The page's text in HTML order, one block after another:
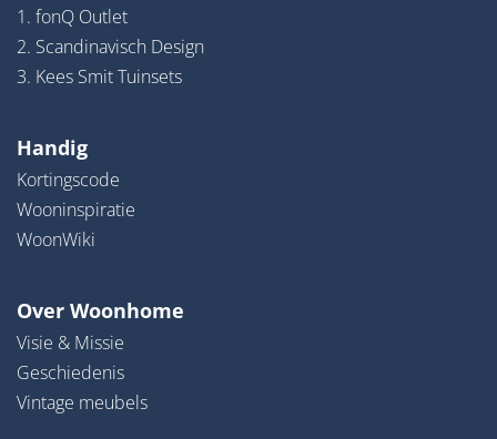
1. fonQ Outlet
2. Scandinavisch Design
3. Kees Smit Tuinsets
Handig
Kortingscode
Wooninspiratie
WoonWiki
Over Woonhome
Visie & Missie
Geschiedenis
Vintage meubels